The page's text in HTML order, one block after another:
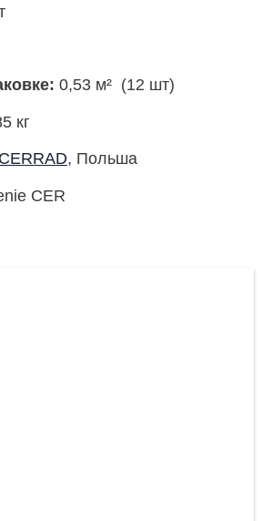
: 0,53 м² (12 шт)
кг
CERRAD, Польша
CER